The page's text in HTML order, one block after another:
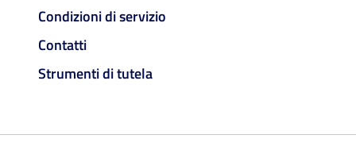
Condizioni di servizio
Contatti
Strumenti di tutela